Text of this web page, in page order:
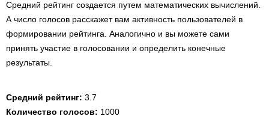
Средний рейтинг создается путем математических вычислений.
А число голосов расскажет вам активность пользователей в
формировании рейтинга. Аналогично и вы можете сами
принять участие в голосовании и определить конечные
результаты.
Средний рейтинг: 3.7
Количество голосов: 1000